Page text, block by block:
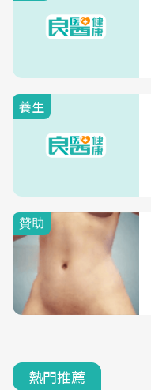
養生
熱門推薦